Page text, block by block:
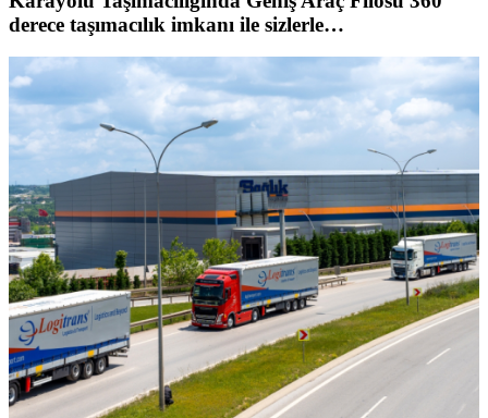
derece taşımacılık imkanı ile sizlerle…